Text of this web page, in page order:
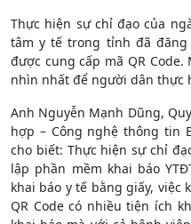
Thực hiện sự chỉ đạo của
tâm y tế trong tỉnh đã
được cung cấp mã QR
nhìn nhất để người dân thực
Anh Nguyễn Mạnh Dũng,
hợp – Công nghệ thông tin
cho biết: Thực hiện sự chỉ
lập phần mềm khai báo
khai báo y tế bằng giấy, việc
QR Code có nhiều tiện ích